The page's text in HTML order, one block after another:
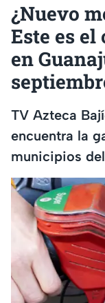
¿Nuevo
Este es
en
TV Azteca
encuentra la
municipios